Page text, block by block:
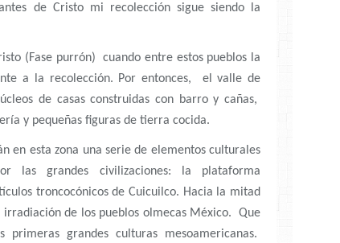
de Cristo mi recolección sigue siendo la
(Fase purrón) cuando entre estos pueblos la
a la recolección. Por entonces, el valle de
de casas construidas con barro y cañas,
y pequeñas figuras de tierra cocida.
en esta zona una serie de elementos culturales
las grandes civilizaciones: la plataforma
troncocónicos de Cuicuilco. Hacia la mitad
de los pueblos olmecas México. Que
grandes culturas mesoamericanas.